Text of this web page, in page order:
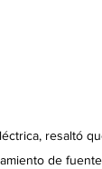
resaltó
de